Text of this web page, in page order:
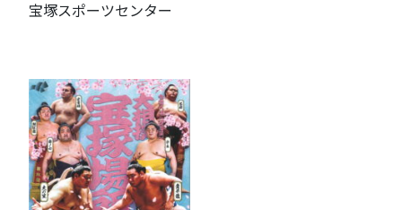
宝塚スポーツセンター